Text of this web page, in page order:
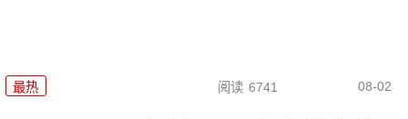
最热 阅读 6741 08-02